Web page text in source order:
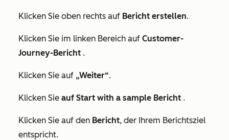
Klicken Sie oben rechts auf Bericht erstellen.
Klicken Sie im linken Bereich auf Customer-
Journey-Bericht .
Klicken Sie auf „Weiter“.
Klicken Sie auf Start with a sample Bericht .
Klicken Sie auf den Bericht, der Ihrem Berichtsziel
entspricht.